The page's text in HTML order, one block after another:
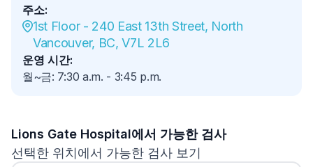
주소:
1st Floor - 240 East 13th Street, North
Vancouver, BC, V7L 2L6
운영 시간:
월~금: 7:30 a.m. - 3:45 p.m.
Lions Gate Hospital에서 가능한 검사
선택한 위치에서 가능한 검사 보기